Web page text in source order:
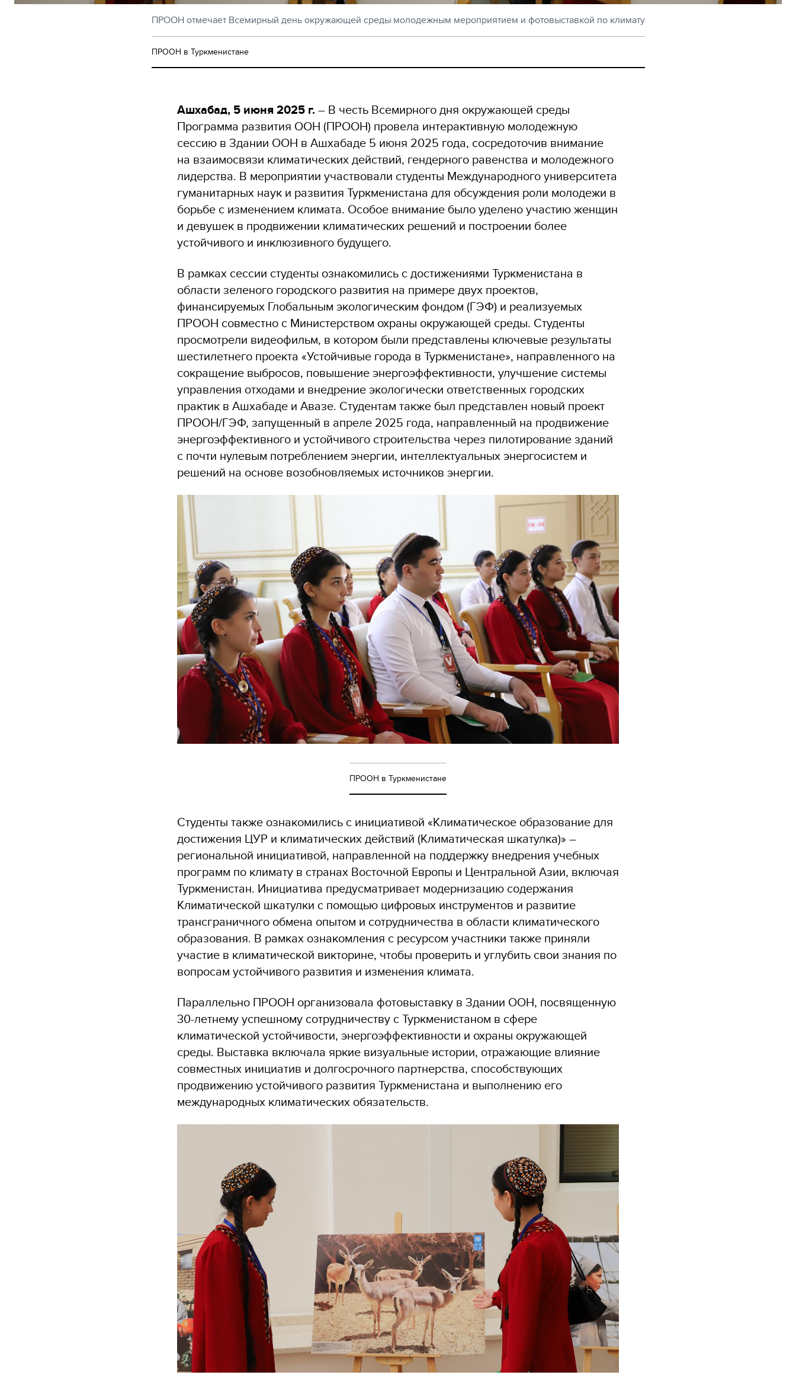
ПРООН отмечает Всемирный день окружающей среды молодежным мероприятием и фотовыставкой по климату
ПРООН в Туркменистане
Ашхабад, 5 июня 2025 г.– В честь Всемирного дня окружающей среды
Программа развития ООН (ПРООН) провела интерактивную молодежную
сессию в Здании ООН в Ашхабаде 5 июня 2025 года, сосредоточив внимание
на взаимосвязи климатических действий, гендерного равенства и молодежного
лидерства. В мероприятии участвовали студенты Международного университета
гуманитарных наук и развития Туркменистана для обсуждения роли молодежи в
борьбе с изменением климата. Особое внимание было уделено участию женщин
и девушек в продвижении климатических решений и построении более
устойчивого и инклюзивного будущего.
В рамках сессии студенты ознакомились с достижениями Туркменистана в
области зеленого городского развития на примере двух проектов,
финансируемых Глобальным экологическим фондом (ГЭФ) и реализуемых
ПРООН совместно с Министерством охраны окружающей среды. Студенты
просмотрели видеофильм, в котором были представлены ключевые результаты
шестилетнего проекта «Устойчивые города в Туркменистане», направленного на
сокращение выбросов, повышение энергоэффективности, улучшение системы
управления отходами и внедрение экологически ответственных городских
практик в Ашхабаде и Авазе. Студентам также был представлен новый проект
ПРООН/ГЭФ, запущенный в апреле 2025 года, направленный на продвижение
энергоэффективного и устойчивого строительства через пилотирование зданий
с почти нулевым потреблением энергии, интеллектуальных энергосистем и
решений на основе возобновляемых источников энергии.
ПРООН в Туркменистане
Студенты также ознакомились с инициативой «Климатическое образование для
достижения ЦУР и климатических действий (Климатическая шкатулка)» –
региональной инициативой, направленной на поддержку внедрения учебных
программ по климату в странах Восточной Европы и Центральной Азии, включая
Туркменистан. Инициатива предусматривает модернизацию содержания
Климатической шкатулки с помощью цифровых инструментов и развитие
трансграничного обмена опытом и сотрудничества в области климатического
образования. В рамках ознакомления с ресурсом участники также приняли
участие в климатической викторине, чтобы проверить и углубить свои знания по
вопросам устойчивого развития и изменения климата.
Параллельно ПРООН организовала фотовыставку в Здании ООН, посвященную
30-летнему успешному сотрудничеству с Туркменистаном в сфере
климатической устойчивости, энергоэффективности и охраны окружающей
среды. Выставка включала яркие визуальные истории, отражающие влияние
совместных инициатив и долгосрочного партнерства, способствующих
продвижению устойчивого развития Туркменистана и выполнению его
международных климатических обязательств.